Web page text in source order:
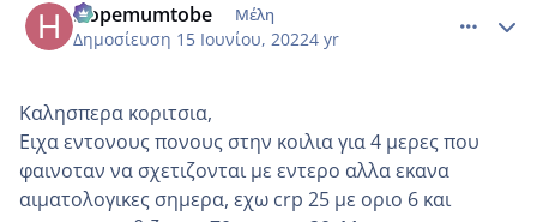
Hopemumtobe Μέλη
Δημοσίευση 15 Ιουνίου, 20224 yr
Καλησπερα κοριτσια,
Ειχα εντονους πονους στην κοιλια για 4 μερες που
φαινοταν να σχετιζονται με εντερο αλλα εκανα
αιματολογικες σημερα, εχω crp 25 με οριο 6 και